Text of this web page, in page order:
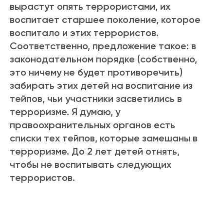
вырастут опять террористами, их
воспитает старшее поколение, которое
воспитало и этих террористов.
Соответственно, предложение такое: в
законодательном порядке (собственно,
это ничему не будет противоречить)
забирать этих детей на воспитание из
тейпов, чьи участники засветились в
терроризме. Я думаю, у
правоохранительных органов есть
списки тех тейпов, которые замешаны в
терроризме. До 2 лет детей отнять,
чтобы не воспитывать следующих
террористов.